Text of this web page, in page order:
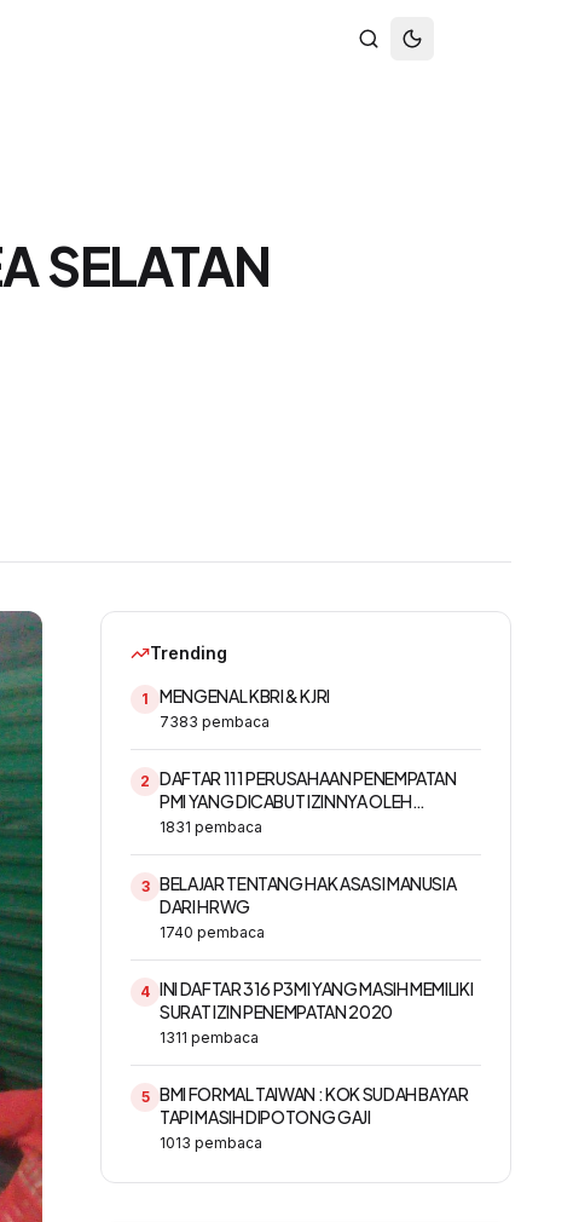
SELATAN
Trending
1 MENGENAL KBRI & KJRI
7383 pembaca
2 DAFTAR 111 PERUSAHAAN PENEMPATAN
PMI YANG DICABUT IZINNYA OLEH
KEMNAKER
1831 pembaca
3 BELAJAR TENTANG HAK ASASI MANUSIA
DARI HRWG
1740 pembaca
4 INI DAFTAR 316 P3MI YANG MASIH MEMILIKI
SURAT IZIN PENEMPATAN 2020
1311 pembaca
5 BMI FORMAL TAIWAN : KOK SUDAH BAYAR
TAPI MASIH DIPOTONG GAJI
1013 pembaca